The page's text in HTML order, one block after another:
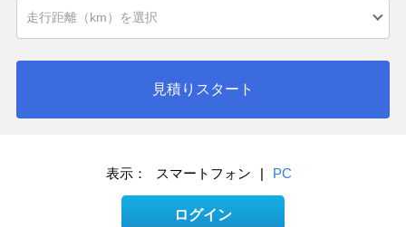
見積りスタート
表示： スマートフォン | PC
ログイン